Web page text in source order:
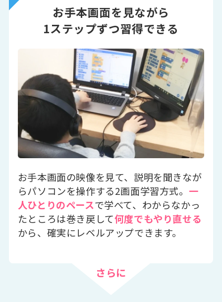
お手本画面を見ながら
1ステップずつ習得できる
お手本画面の映像を見て、説明を聞きなが
らパソコンを操作する2画面学習方式。 一
人ひとりのペースで学べて、わからなかっ
たところは巻き戻して何度でもやり直せる
から、確実にレベルアップできます。
さらに